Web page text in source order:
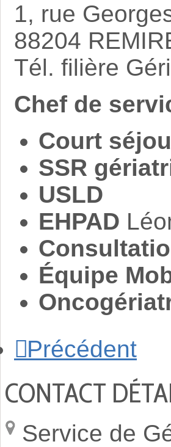
1, rue
88204
Tél. filière
Chef de
Court
SSR
USLD
EHPAD
Équipe
Précédent
CONTACT
Service de